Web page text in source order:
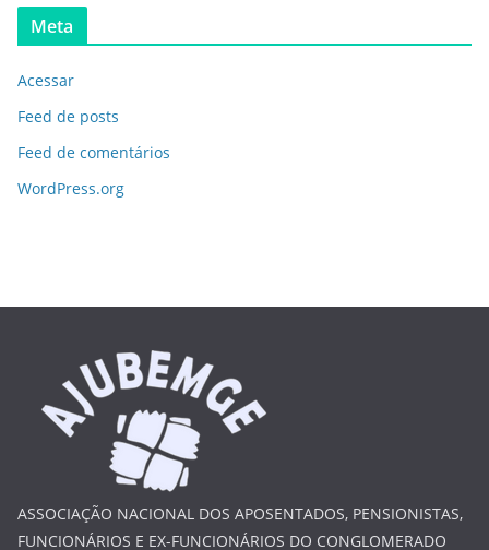
Meta
Acessar
Feed de posts
Feed de comentários
WordPress.org
ASSOCIAÇÃO NACIONAL DOS APOSENTADOS, PENSIONISTAS,
FUNCIONÁRIOS E EX-FUNCIONÁRIOS DO CONGLOMERADO